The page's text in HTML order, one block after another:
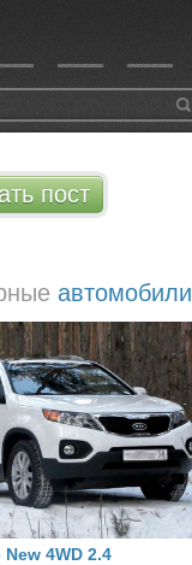
пост
автомобили
New 4WD 2.4